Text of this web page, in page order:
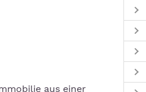
aus einer